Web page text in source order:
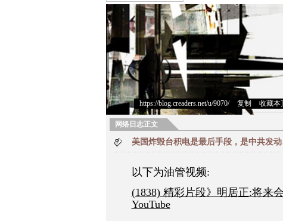
https://blog.creaders.net/u/9070/> 复制 收藏本
网络日志正文
美国炸毁台积电是最后手段，是中共发
以下为油管视频:
(1838) 精彩片段》明居正:将来
YouTube